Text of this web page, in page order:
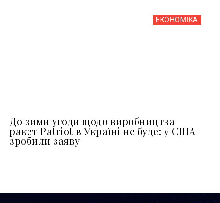
ЕКОНОМІКА
До зими угоди щодо виробництва
ракет Patriot в Україні не буде: у США
зробили заяву